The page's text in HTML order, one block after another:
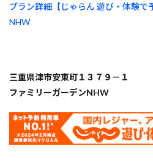
プラン詳細【じゃらん 遊び・体験で
NHW
三重県津市安東町１３７９－１
ファミリーガーデンNHW